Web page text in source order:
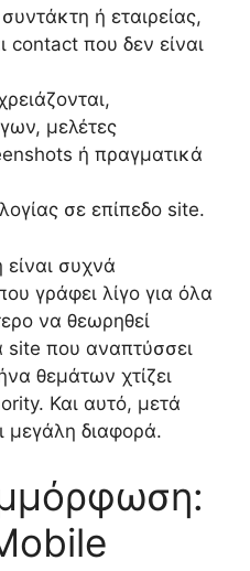
ή εταιρείας,
contact που δεν είναι
μελέτες
ή πραγματικά
σε επίπεδο site.
είναι συχνά
γράφει λίγο για όλα
να θεωρηθεί
site που αναπτύσσει
θεμάτων χτίζει
Και αυτό, μετά
μεγάλη διαφορά.